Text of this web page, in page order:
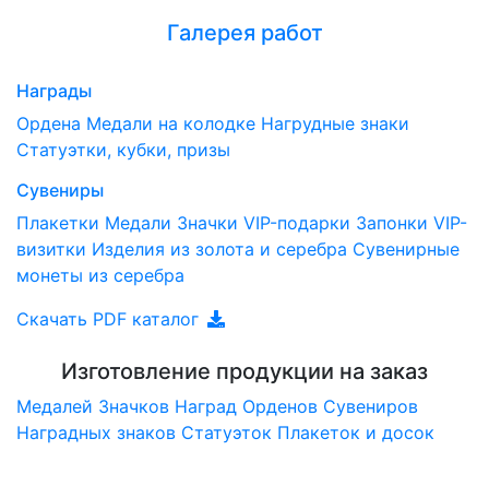
Галерея работ
Награды
Ордена Медали на колодке Нагрудные знаки
Статуэтки, кубки, призы
Сувениры
Плакетки Медали Значки VIP-подарки Запонки VIP-
визитки Изделия из золота и серебра Сувенирные
монеты из серебра
Скачать PDF каталог
Изготовление продукции на заказ
Медалей Значков Наград Орденов Сувениров
Наградныx знаков Статуэток Плакеток и досок